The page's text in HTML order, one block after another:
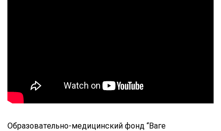
Образовательно-медицинский фонд “Ваге